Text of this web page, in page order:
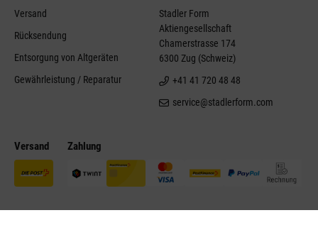
Versand Zahlung
Versand
Rücksendung
Entsorgung von Altgeräten
Gewährleistung / Reparatur
Stadler Form
Aktiengesellschaft
Chamerstrasse 174
6300 Zug (Schweiz)
+41 41 720 48 48
service@stadlerform.com